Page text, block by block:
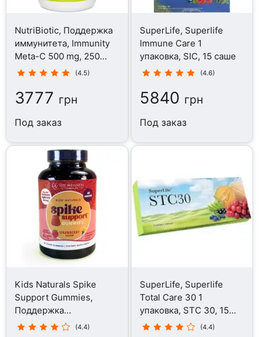
NutriBiotic, Поддержка
иммунитета, Immunity
Meta-C 500 mg, 250
капсул
(4.5)
3777 грн
Под заказ
SuperLife, Superlife
Immune Care 1
упаковка, SIC, 15 саше
(4.6)
5840 грн
Под заказ
Kids Naturals Spike
Support Gummies,
Поддержка
иммунитета, 120
(4.4)
SuperLife, Superlife
Total Care 30 1
упаковка, STC 30, 15
саше
(4.4)